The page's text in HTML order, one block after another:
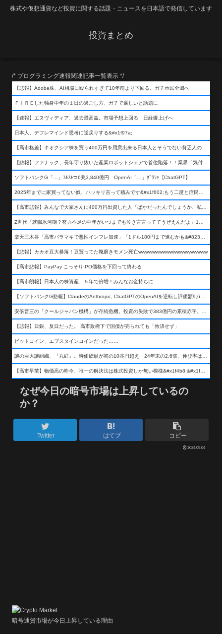
株式や仮想通貨など投資に関する話題・ニュースを日本語で発信しています
投資まとめ
/* プログラミング速報関連記事一覧表示 */
【悲報】Adobe株、AI相場に殴られすぎて10年前より下回る。ガチホ民全滅へ
ＦＩＲＥした独身中年の１日の過ごし方、ガチで厳しいと話題に
【速報】エヌヴィディア、過去最高益。市場予想上回る 日経爆上げへ
日本人、デフレマインド思考に逆戻りする&#x1f97a;
【高市格差】キオクシア株を買う400万円を用意出来る日本人とそうでない貧乏人の差が超広まるって事よ
【悲報】ファナック、長年守り抜いた産業ロボットシェアで首位陥落！！業界「気付いたら一気に抜かれていた…」
ソフトバンクG「…」ﾌﾙﾌﾙつ6兆3,840億円 OpenAI「…」ｸﾞﾜｼｬ【ChatGPT】
2025年までに家買ってない奴、ハッキリ言って積みです&#x1f602;もう二度と庶民が買える値段になりません&#x1f602;&#x1f602;&#x1f602;
【高市悲報】みんなで大家さんに400万円出資した人「ばかだったんでしょうか、私は&#x1f622;」
Z世代「就職氷河期？努力不足の中年がいつまでも泣き言言っててうぜえんだよ」1万いいね
楽天三木谷「高市バラマキで悪性インフレ加速」「1ドル180円まで進むかも&#8230;もう看過できない」
【悲報】カカオ豆大暴落！豆買ってた靴磨きモメン死亡wwwwwwwwwwwwwwwwwwww
【高市悲報】PayPay こっそりIPO価格を下回って終わる
【高市朗報】日本人の株資産、５年で倍増！みんなお金持ちに
【ソフトバンクG悲報】ClaudeのAnthropic, ChatGPTのOpenAIを逆転し評価額9,650億ドル (約154兆円) の世界一価値あるAI企業に……
安倍晋三の「クールジャパン機構」が存続危機。投資の失敗で383億円の累積赤字。2025年度決算も大赤字の可能性。責任の所在はウヤムヤ
【悲報】日銀、反日だった。 高市政権下で国債が売られても「救済せず」
ビットコイン、エプスタインコインだった……
謎の巨大謎組織、『丸紅』。時価総額が初の10兆円超え 24年末の2.6倍、伸び率は謎組織首位
【高市早苗】物価高の昨今、唯一の解決法は株式投資しか無い模様&#x1f4b8;&#x1f4b8;&#x1f4b8;
なぜ今日の暗号市場は上昇しているの
か？
Twitter はてブ コピー
2024.05.04
暗号通貨市場が今日上昇している理由